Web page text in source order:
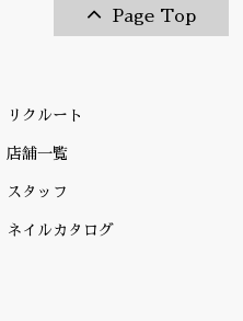
Page Top
リクルート
店舗一覧
スタッフ
ネイルカタログ